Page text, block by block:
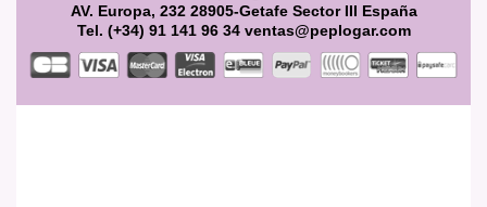
AV. Europa, 232 28905-Getafe Sector III España
Tel. (+34) 91 141 96 34 ventas@peplogar.com